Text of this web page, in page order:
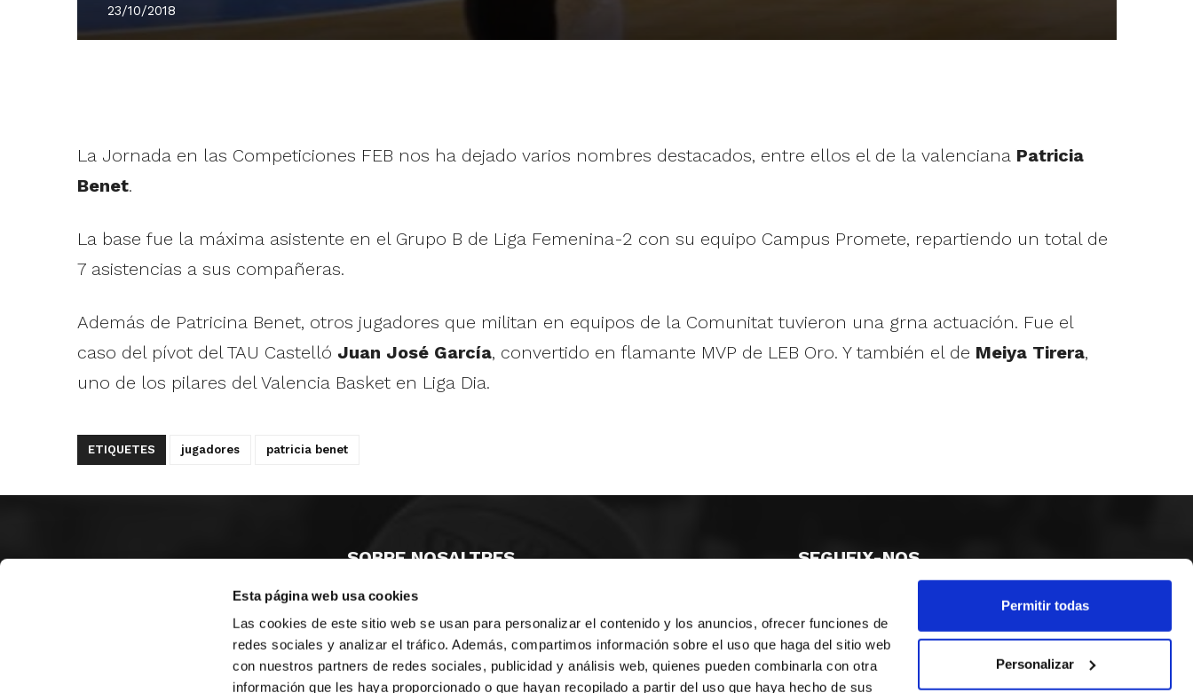
Esta página web usa cookies
Las cookies de este sitio web se usan para personalizar el contenido y los anuncios, ofrecer funciones de
redes sociales y analizar el tráfico. Además, compartimos información sobre el uso que haga del sitio web
con nuestros partners de redes sociales, publicidad y análisis web, quienes pueden combinarla con otra
información que les haya proporcionado o que hayan recopilado a partir del uso que haya hecho de sus
Permitir todas
Personalizar
23/10/2018
La Jornada en las Competiciones FEB nos ha dejado varios nombres destacados, entre ellos el de la valenciana Patricia
Benet.
La base fue la máxima asistente en el Grupo B de Liga Femenina-2 con su equipo Campus Promete, repartiendo un total de
7 asistencias a sus compañeras.
Además de Patricina Benet, otros jugadores que militan en equipos de la Comunitat tuvieron una grna actuación. Fue el
caso del pívot del TAU Castelló Juan José García, convertido en flamante MVP de LEB Oro. Y también el de Meiya Tirera,
uno de los pilares del Valencia Basket en Liga Dia.
ETIQUETES jugadores patricia benet
SOBRE NOSALTRES
CASTELLÓ
VALÈNCIA
MONESTIR DE POBLET 14 1ª 3º
ALACANT
CIUDAD DE MATANZAS 12
fbcv@fbcv.es
SEGUEIX-NOS